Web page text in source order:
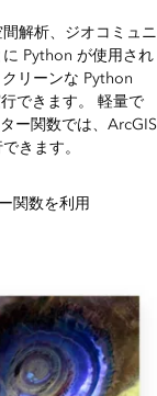
解析、ジオコミュニ
Python が使用され
リーンな Python
できます。 軽量で
ー関数では、ArcGIS
きます。
関数を利用